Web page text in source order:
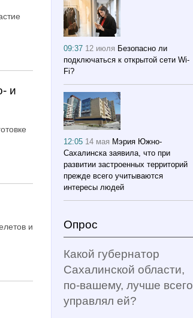
и
и
09:37 12 июля Безопасно ли
подключаться к открытой сети Wi-
Fi?
12:05 14 мая Мэрия Южно-
Сахалинска заявила, что при
развитии застроенных территорий
прежде всего учитываются
интересы людей
Опрос
Какой губернатор
Сахалинской области,
по-вашему, лучше всего
управлял ей?